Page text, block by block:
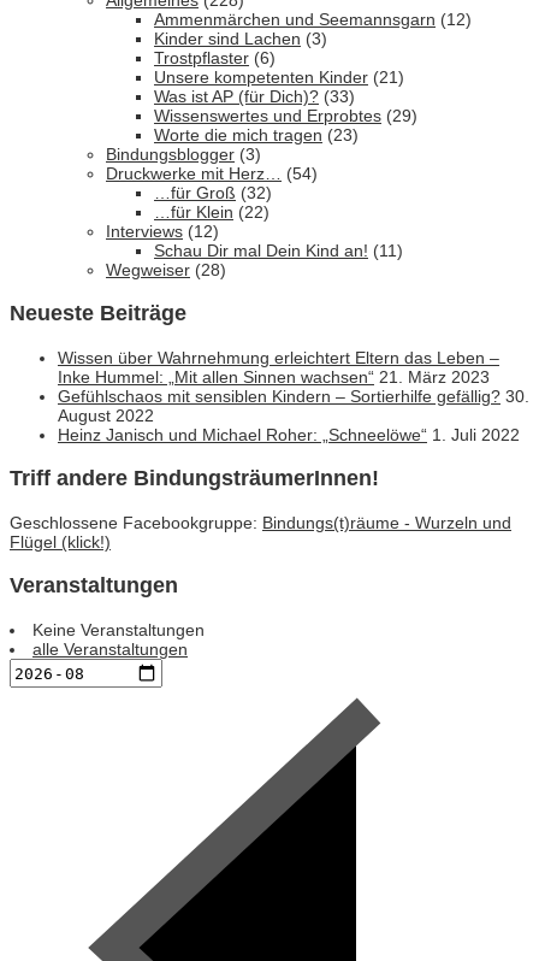
Ammenmärchen und Seemannsgarn (12)
Kinder sind Lachen (3)
Trostpflaster (6)
Unsere kompetenten Kinder (21)
Was ist AP (für Dich)? (33)
Wissenswertes und Erprobtes (29)
Worte die mich tragen (23)
Bindungsblogger (3)
Druckwerke mit Herz… (54)
…für Groß (32)
…für Klein (22)
Interviews (12)
Schau Dir mal Dein Kind an! (11)
Wegweiser (28)
Neueste Beiträge
Wissen über Wahrnehmung erleichtert Eltern das Leben –
Inke Hummel: „Mit allen Sinnen wachsen“ 21. März 2023
Gefühlschaos mit sensiblen Kindern – Sortierhilfe gefällig? 30.
August 2022
Heinz Janisch und Michael Roher: „Schneelöwe“ 1. Juli 2022
Triff andere BindungsträumerInnen!
Geschlossene Facebookgruppe: Bindungs(t)räume - Wurzeln und
Flügel (klick!)
Veranstaltungen
Keine Veranstaltungen
alle Veranstaltungen